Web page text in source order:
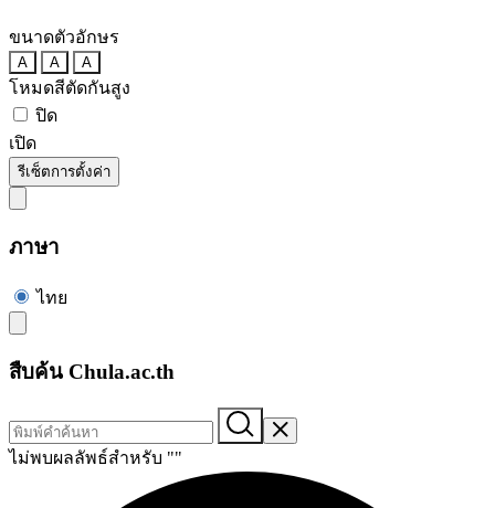
ขนาดตัวอักษร
A A A
โหมดสีตัดกันสูง
ปิด
เปิด
รีเซ็ตการตั้งค่า
ภาษา
ไทย
สืบค้น Chula.ac.th
ไม่พบผลลัพธ์สำหรับ ""